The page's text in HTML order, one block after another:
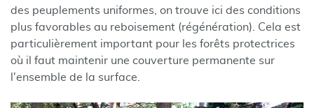
des peuplements uniformes, on trouve ici des conditions
plus favorables au reboisement (régénération). Cela est
particulièrement important pour les forêts protectrices
où il faut maintenir une couverture permanente sur
l'ensemble de la surface.